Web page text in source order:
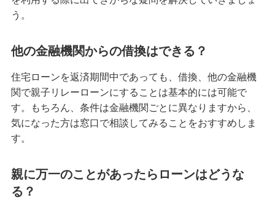
う。
他の金融機関からの借換はできる？
住宅ローンを返済期間中であっても、借換、他の金融機
関で親子リレーローンにすることは基本的には可能で
す。もちろん、条件は金融機関ごとに異なりますから、
気になった方は窓口で相談してみることをおすすめしま
す。
親に万一のことがあったらローンはどうな
る？